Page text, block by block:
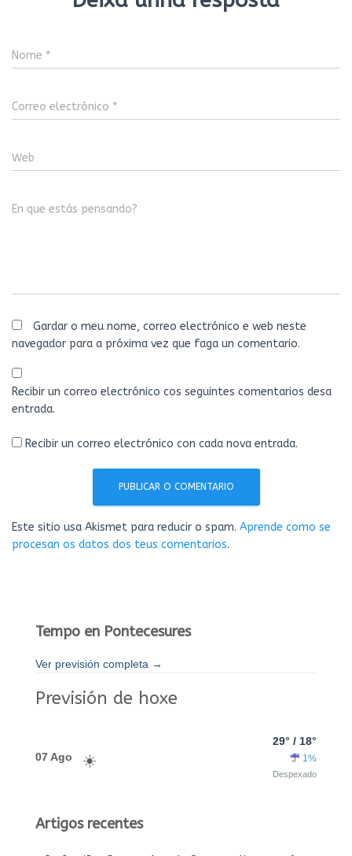
Nome *
Correo electrónico *
Web
En que estás pensando?
Gardar o meu nome, correo electrónico e web neste
navegador para a próxima vez que faga un comentario.
Recibir un correo electrónico cos seguintes comentarios desa
entrada.
Recibir un correo electrónico con cada nova entrada.
Este sitio usa Akismet para reducir o spam. Aprende como se
procesan os datos dos teus comentarios.
Tempo en Pontecesures
Ver previsión completa →
Previsión de hoxe
07 Ago
29° / 18°
1%
Despexado
Artigos recentes